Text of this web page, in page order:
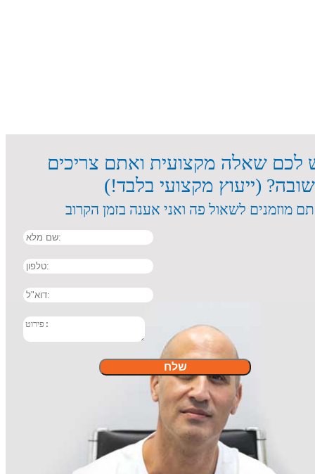
לכם שאלה מקצועית ואתם צריכים
(ייעוץ מקצועי בלבד!)
שם מלא
טלפון
דוא"ל:
פירוט